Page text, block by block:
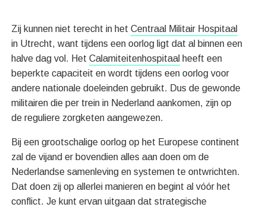
Zij kunnen niet terecht in hetCentraal Militair Hospitaal
in Utrecht, want tijdens een oorlog ligt dat al binnen een
halve dag vol. HetCalamiteitenhospitaal heeft een
beperkte capaciteit en wordt tijdens een oorlog voor
andere nationale doeleinden gebruikt. Dus de gewonde
militairen die per trein in Nederland aankomen, zijn op
de reguliere zorgketen aangewezen.
Bij een grootschalige oorlog op het Europese continent
zal de vijand er bovendien alles aan doen om de
Nederlandse samenleving en systemen te ontwrichten.
Dat doen zij op allerlei manieren en begint al vóór het
conflict. Je kunt ervan uitgaan dat strategische